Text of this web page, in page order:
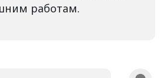
работам.